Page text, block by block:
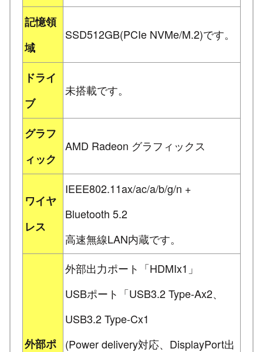
記憶領
域
SSD512GB(PCIe NVMe/M.2)です。
ドライ
ブ
未搭載です。
グラフ
ィック
AMD Radeon グラフィックス
ワイヤ
レス
IEEE802.11ax/ac/a/b/g/n +
Bluetooth 5.2
高速無線LAN内蔵です。
外部ポ
外部出力ポート「HDMIx1」
USBポート「USB3.2 Type-Ax2、
USB3.2 Type-Cx1
(Power delivery対応、DisplayPort出